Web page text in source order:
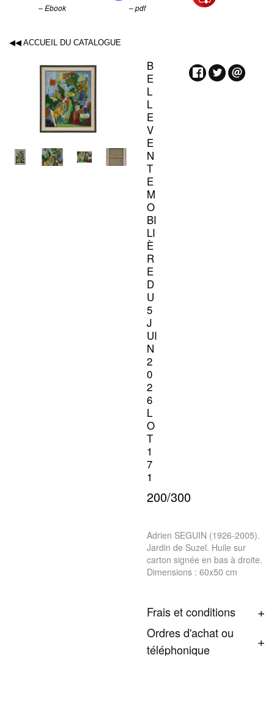
– Ebook
– pdf
◀◀ ACCUEIL DU CATALOGUE
B
E
L
L
E
V
E
N
T
E
M
O
BI
LI
È
R
E
D
U
5
J
UI
N
2
0
2
6
L
O
T
1
7
1
200/300
Adrien SEGUIN (1926-2005).
Jardin de Suzel. Huile sur
carton signée en bas à droite.
Dimensions : 60x50 cm
Frais et conditions
Ordres d'achat ou
téléphonique